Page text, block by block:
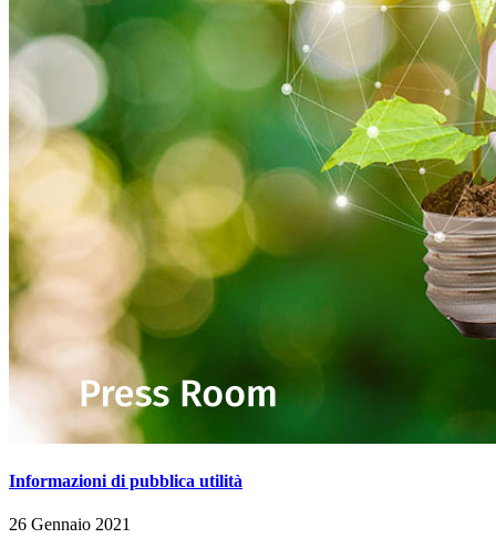
Informazioni di pubblica utilità
26 Gennaio 2021